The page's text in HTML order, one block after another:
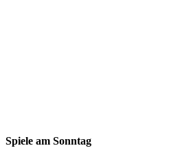
Spiele am Sonntag